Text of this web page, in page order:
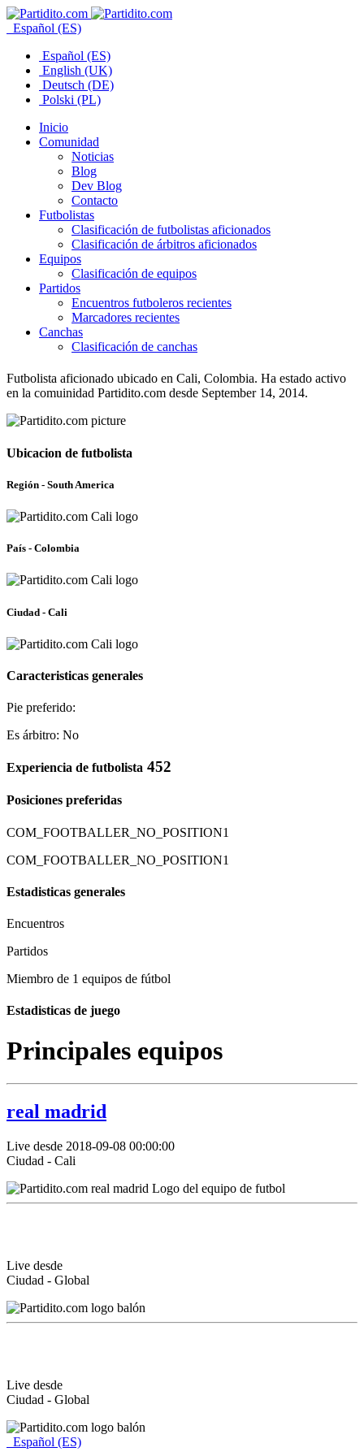
Español (ES)
Español (ES)
English (UK)
Deutsch (DE)
Polski (PL)
Inicio
Comunidad
Noticias
Blog
Dev Blog
Contacto
Futbolistas
Clasificación de futbolistas aficionados
Clasificación de árbitros aficionados
Equipos
Clasificación de equipos
Partidos
Encuentros futboleros recientes
Marcadores recientes
Canchas
Clasificación de canchas
Futbolista aficionado ubicado en Cali, Colombia. Ha estado activo
en la comuinidad Partidito.com desde September 14, 2014.
Ubicacion de futbolista
Región - South America
País - Colombia
Ciudad - Cali
Caracteristicas generales
Pie preferido:
Es árbitro: No
Experiencia de futbolista 452
Posiciones preferidas
COM_FOOTBALLER_NO_POSITION1
COM_FOOTBALLER_NO_POSITION1
Estadisticas generales
Encuentros
Partidos
Miembro de 1 equipos de fútbol
Estadisticas de juego
Principales equipos
real madrid
Live desde 2018-09-08 00:00:00
Ciudad - Cali
Live desde
Ciudad - Global
Live desde
Ciudad - Global
Español (ES)